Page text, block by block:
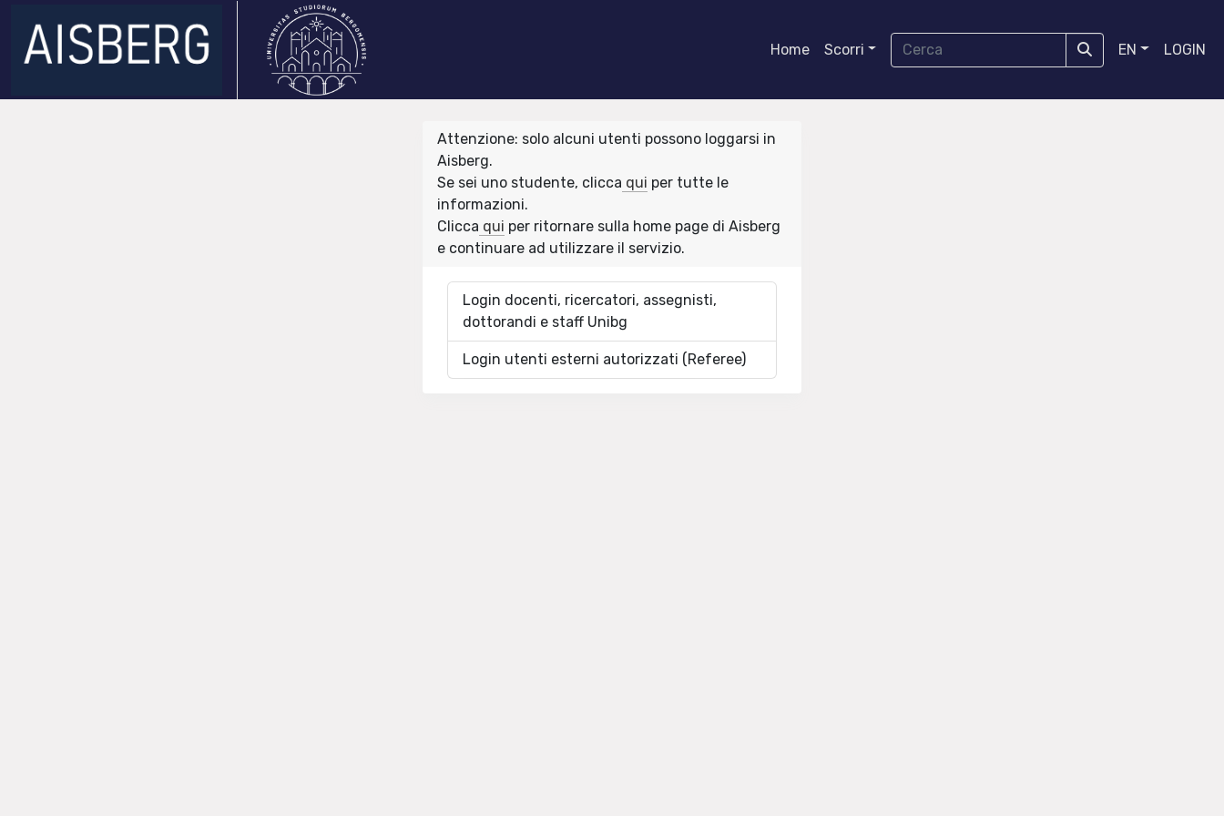
Home Scorri EN LOGIN
Attenzione: solo alcuni utenti possono loggarsi in
Aisberg.
Se sei uno studente, clicca qui per tutte le
informazioni.
Clicca qui per ritornare sulla home page di Aisberg
e continuare ad utilizzare il servizio.
Login docenti, ricercatori, assegnisti,
dottorandi e staff Unibg
Login utenti esterni autorizzati (Referee)